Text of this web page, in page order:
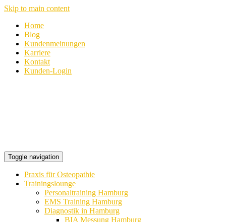
Skip to main content
Home
Blog
Kundenmeinungen
Karriere
Kontakt
Kunden-Login
Toggle navigation
Praxis für Osteopathie
Trainingslounge
Personaltraining Hamburg
EMS Training Hamburg
Diagnostik in Hamburg
BIA Messung Hamburg